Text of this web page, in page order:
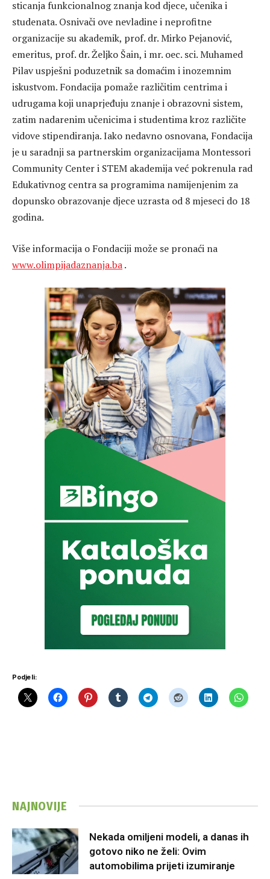
sticanja funkcionalnog znanja kod djece, učenika i
studenata. Osnivači ove nevladine i neprofitne
organizacije su akademik, prof. dr. Mirko Pejanović,
emeritus, prof. dr. Željko Šain, i mr. oec. sci. Muhamed
Pilav uspješni poduzetnik sa domaćim i inozemnim
iskustvom. Fondacija pomaže različitim centrima i
udrugama koji unaprjeđuju znanje i obrazovni sistem,
zatim nadarenim učenicima i studentima kroz različite
vidove stipendiranja. Iako nedavno osnovana, Fondacija
je u saradnji sa partnerskim organizacijama Montessori
Community Center i STEM akademija već pokrenula rad
Edukativnog centra sa programima namijenjenim za
dopunsko obrazovanje djece uzrasta od 8 mjeseci do 18
godina.
Više informacija o Fondaciji može se pronaći na
www.olimpijadaznanja.ba.
Podjeli:
NAJNOVIJE
Nekada omiljeni modeli, a danas ih
gotovo niko ne želi: Ovim
automobilima prijeti izumiranje